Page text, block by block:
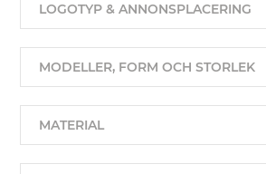
LOGOTYP & ANNONSPLACERING
MODELLER, FORM OCH STORLEK
MATERIAL